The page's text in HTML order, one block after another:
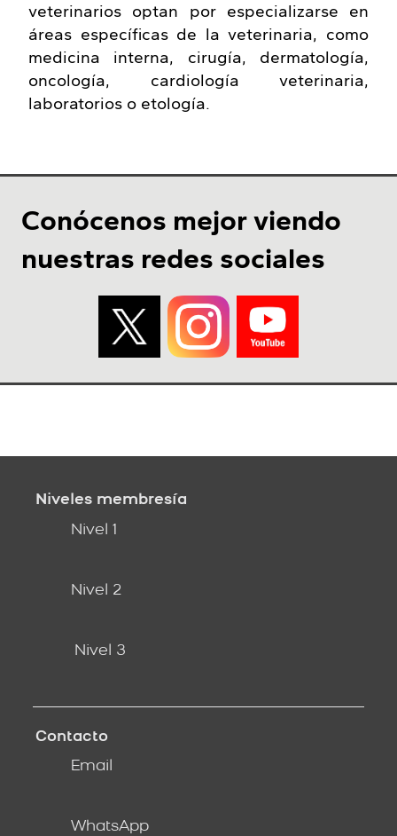
veterinarios optan por especializarse en
áreas específicas de la veterinaria, como
medicina interna, cirugía, dermatología,
oncología, cardiología veterinaria,
laboratorios o etología.
Conócenos mejor viendo
nuestras redes sociales
Niveles membresía
Nivel 1
Nivel 2
Nivel 3
Contacto
Email
WhatsApp